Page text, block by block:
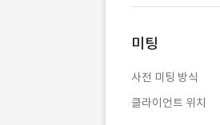
미팅
사전 미팅 방식
클라이언트 위치